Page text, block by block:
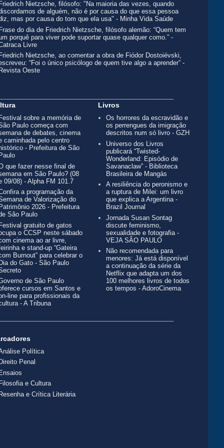
Nietzsche, filósofo: "Na maioria das vezes, quando
de alguém, não é por causa do que essa pessoa
mas por causa do tom que ela usa" - Minha Vida Saúde
do dia de Friedrich Nietzsche, filósofo alemão: “Quem tem
porquê para viver pode suportar quase qualquer como.” -
Livre
Nietzsche, ao comentar a obra de Fiódor Dostoiévski,
“Foi o único psicólogo de quem tive algo a aprender” -
Oeste
sobre a memória de
Paulo começa com
de debates, cinema
caminhada pelo centro
- Prefeitura de São
que fazer nesse final de
em São Paulo? (08
09/08) - Alpha FM 101.7
a programação da
de Valorização do
2026 - Prefeitura
São Paulo
gratuito de gatos
o CCSP neste sábado
cinema ao ar livre,
e stand-up “Gateira
Burnout” para celebrar o
do Gato - São Paulo
de São Paulo
cursos em Santos e
line para profissionais da
- A Tribuna
Livros
Os horrores da escravidão e
os perrengues da imigração
descritos num só livro - GZH
Universo dos Livros
publicará “Twisted-
Wonderland: Episódio de
Savanaclaw” - Biblioteca
Brasileira de Mangás
A resiliência do peronismo e
a ruptura de Milei: um livro
que explica a Argentina -
Brazil Journal
Jornada Susan Sontag
discute feminismo,
sexualidade e fotografia -
VEJA SÃO PAULO
Não recomendada para
menores: Já está disponível
a continuação da série da
Netflix que adapta um dos
100 melhores livros de todos
os tempos - AdoroCinema
Política
Penal
e Cultura
e Crítica Literária